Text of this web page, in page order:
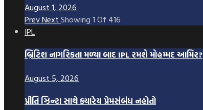
August 1, 2026
PrevNext Showing 1 Of 416
IPL
બ્રિટિશ નાગરિકતા મળ્યા બાદ IPL રમશે મોહમ્મદ આમિર?
August 5, 2026
પ્રીતિ ઝિન્ટા સાથે ક્યારેય પ્રેમસંબંધ નહોતો